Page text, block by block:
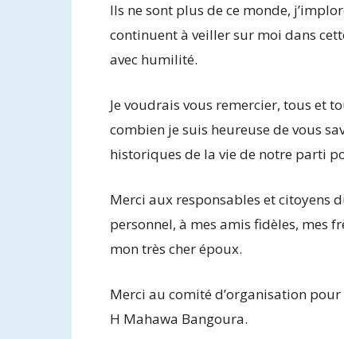
Ils ne sont plus de ce monde,
continuent à veiller sur moi dans
avec humilité.
Je voudrais vous remercier, tous et
combien je suis heureuse de vous
historiques de la vie de notre parti
Merci aux responsables et citoyens
personnel, à mes amis fidèles, mes
mon très cher époux.
Merci au comité d’organisation
H Mahawa Bangoura.